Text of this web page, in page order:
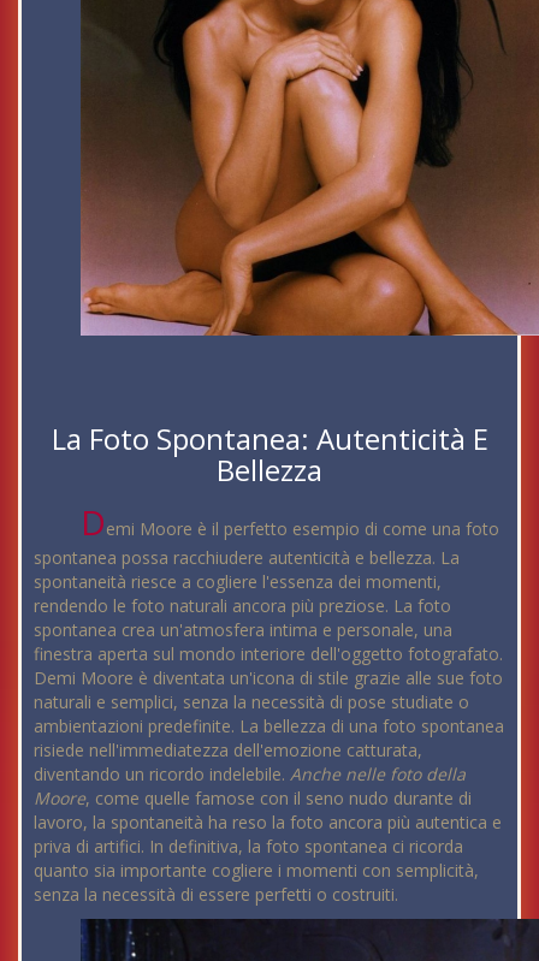
La Foto Spontanea: Autenticità E
Bellezza
Demi Moore è il perfetto esempio di come una foto
spontanea possa racchiudere autenticità e bellezza. La
spontaneità riesce a cogliere l'essenza dei momenti,
rendendo le foto naturali ancora più preziose. La foto
spontanea crea un'atmosfera intima e personale, una
finestra aperta sul mondo interiore dell'oggetto fotografato.
Demi Moore è diventata un'icona di stile grazie alle sue foto
naturali e semplici, senza la necessità di pose studiate o
ambientazioni predefinite. La bellezza di una foto spontanea
risiede nell'immediatezza dell'emozione catturata,
diventando un ricordo indelebile. Anche nelle foto della
Moore, come quelle famose con il seno nudo durante di
lavoro, la spontaneità ha reso la foto ancora più autentica e
priva di artifici. In definitiva, la foto spontanea ci ricorda
quanto sia importante cogliere i momenti con semplicità,
senza la necessità di essere perfetti o costruiti.